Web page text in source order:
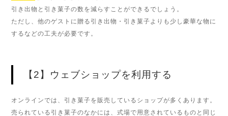
引き出物と引き菓子の数を減らすことができるでしょう。
ただし、他のゲストに贈る引き出物・引き菓子よりも少し豪華な物に
するなどの工夫が必要です。
【2】ウェブショップを利用する
オンラインでは、引き菓子を販売しているショップが多くあります。
売られている引き菓子のなかには、式場で用意されているものと同じ